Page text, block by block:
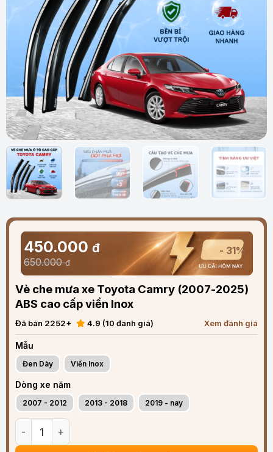
450.000 đ
650.000đ
- 31%
Vè che mưa xe Toyota Camry (2007-2025)
ABS cao cấp viền Inox
Đã bán 2252+ 4.9 (10 đánh giá) Xem đánh giá
Mẫu
Đen Dày Viền Inox
Dòng xe năm
2007 - 2012 2013 - 2018 2019 - nay
Vè che mưa xe Toyota Camry (2007-2025) ABS cao cấp